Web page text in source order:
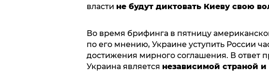
власти не будут диктовать Киеву свою
Во время брифинга в пятницу
по его мнению, Украине уступить России
достижения мирного соглашения. В ответ
Украина является независимой страной